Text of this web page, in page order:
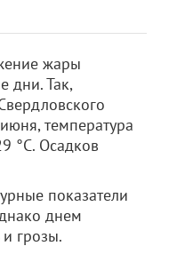
жары
дни. Так,
температура
°С. Осадков
показатели
днем
грозы.